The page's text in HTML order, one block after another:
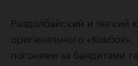
Раздолбайский и
оригинального
погонями за бандитами